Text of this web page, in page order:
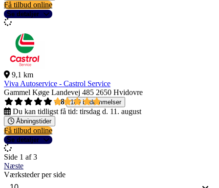
Få tilbud online
Se detaljer
9,1 km
Viva Autoservice - Castrol Service
Gammel Køge Landevej 485 2650 Hvidovre
4,8
189 bedømmelser
Du kan tidligst få tid: tirsdag d. 11. august
Åbningstider
Få tilbud online
Se detaljer
Side 1 af 3
Næste
Værksteder per side